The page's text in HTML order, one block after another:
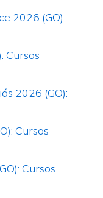
2026 (GO):
Cursos
2026 (GO):
Cursos
Cursos